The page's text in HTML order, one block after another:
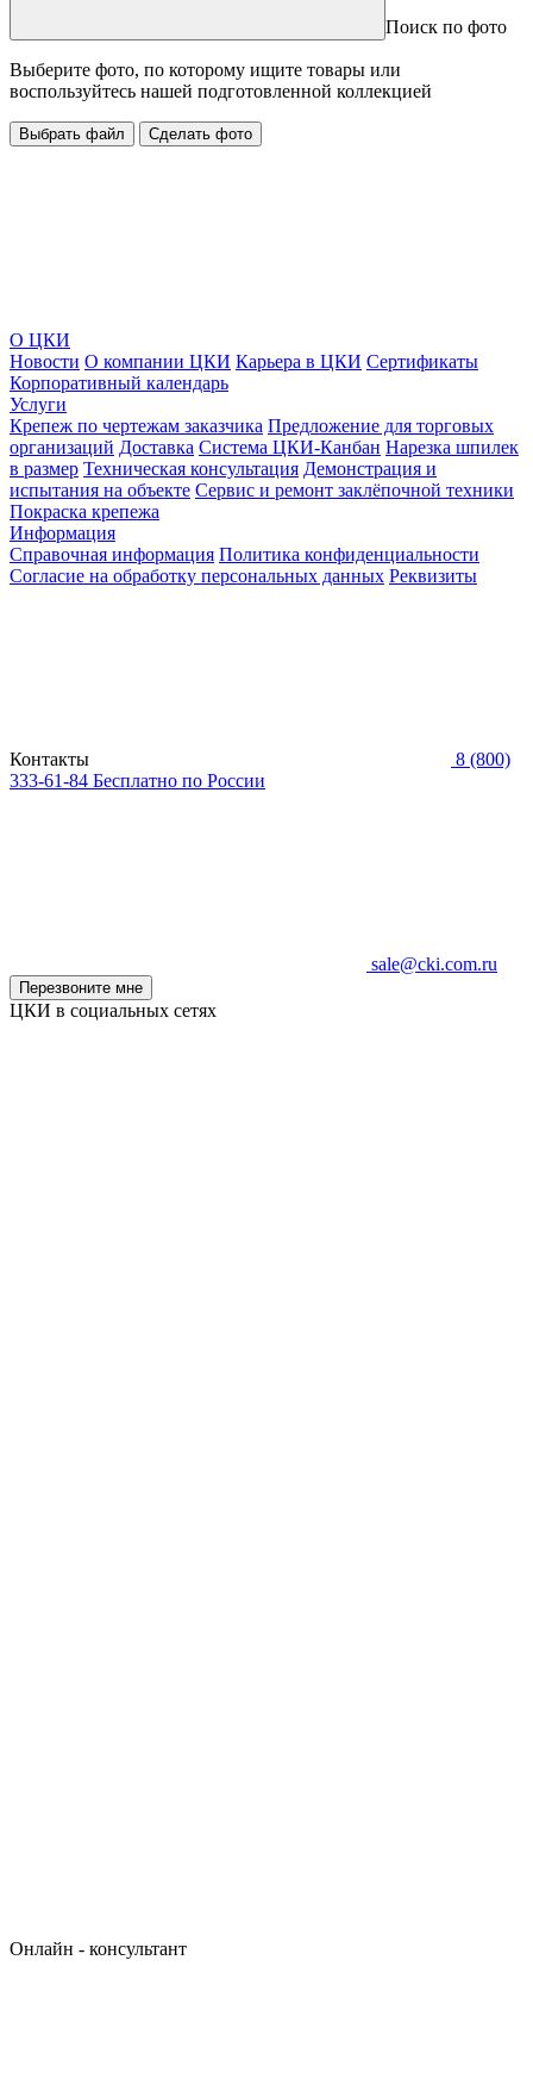
Поиск по фото
Выберите фото, по которому ищите товары или
воспользуйтесь нашей подготовленной коллекцией
Выбрать файл Сделать фото
О ЦКИ
Новости О компании ЦКИ Карьера в ЦКИ Сертификаты
Корпоративный календарь
Услуги
Крепеж по чертежам заказчика Предложение для торговых
организаций Доставка Система ЦКИ-Канбан Нарезка шпилек
в размер Техническая консультация Демонстрация и
испытания на объекте Сервис и ремонт заклёпочной техники
Покраска крепежа
Информация
Справочная информация Политика конфиденциальности
Согласие на обработку персональных данных Реквизиты
Контакты
8 (800)
333-61-84 Бесплатно по России
sale@cki.com.ru
Перезвоните мне
ЦКИ в социальных сетях
Онлайн - консультант